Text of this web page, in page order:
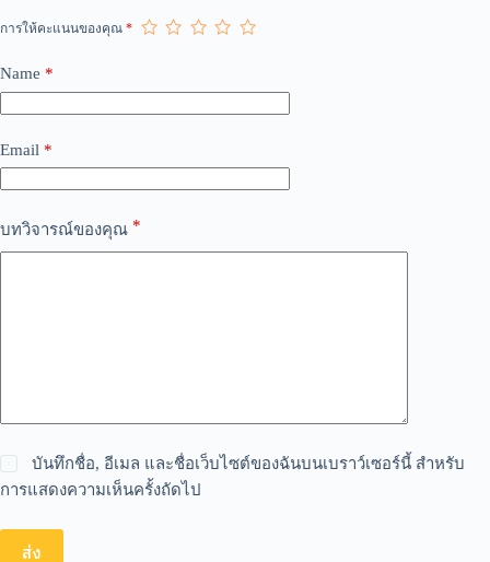
การให้คะแนนของคุณ *
Name *
Email *
บทวิจารณ์ของคุณ *
บันทึกชื่อ, อีเมล และชื่อเว็บไซต์ของฉันบนเบราว์เซอร์นี้ สำหรับ
การแสดงความเห็นครั้งถัดไป
ส่ง
r
a
t
e